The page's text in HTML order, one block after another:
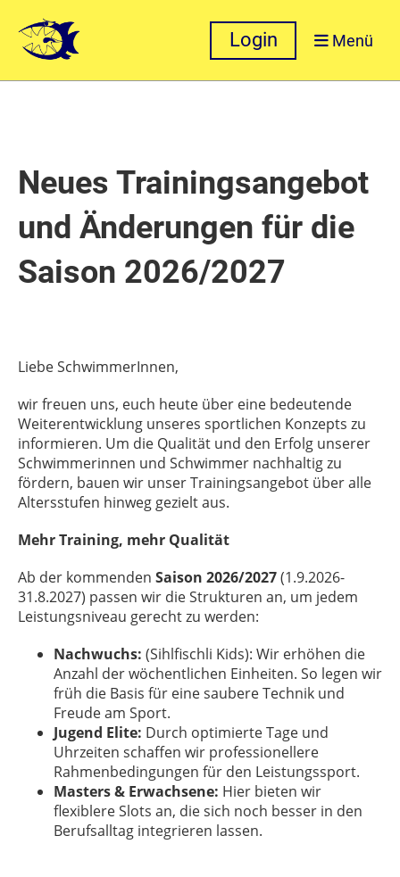
Login Menü
Neues Trainingsangebot
und Änderungen für die
Saison 2026/2027
Liebe SchwimmerInnen,
wir freuen uns, euch heute über eine bedeutende
Weiterentwicklung unseres sportlichen Konzepts zu
informieren. Um die Qualität und den Erfolg unserer
Schwimmerinnen und Schwimmer nachhaltig zu
fördern, bauen wir unser Trainingsangebot über alle
Altersstufen hinweg gezielt aus.
Mehr Training, mehr Qualität
Ab der kommenden Saison 2026/2027(1.9.2026-
31.8.2027) passen wir die Strukturen an, um jedem
Leistungsniveau gerecht zu werden:
Nachwuchs: (Sihlfischli Kids): Wir erhöhen die
Anzahl der wöchentlichen Einheiten. So legen wir
früh die Basis für eine saubere Technik und
Freude am Sport.
Jugend Elite: Durch optimierte Tage und
Uhrzeiten schaffen wir professionellere
Rahmenbedingungen für den Leistungssport.
Masters & Erwachsene: Hier bieten wir
flexiblere Slots an, die sich noch besser in den
Berufsalltag integrieren lassen.